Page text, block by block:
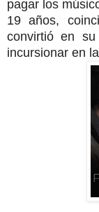
pagar los
19 años,
convirtió en
incursionar en